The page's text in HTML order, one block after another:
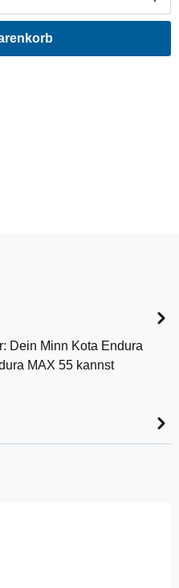
Dein Minn Kota Endura
MAX 55 kannst